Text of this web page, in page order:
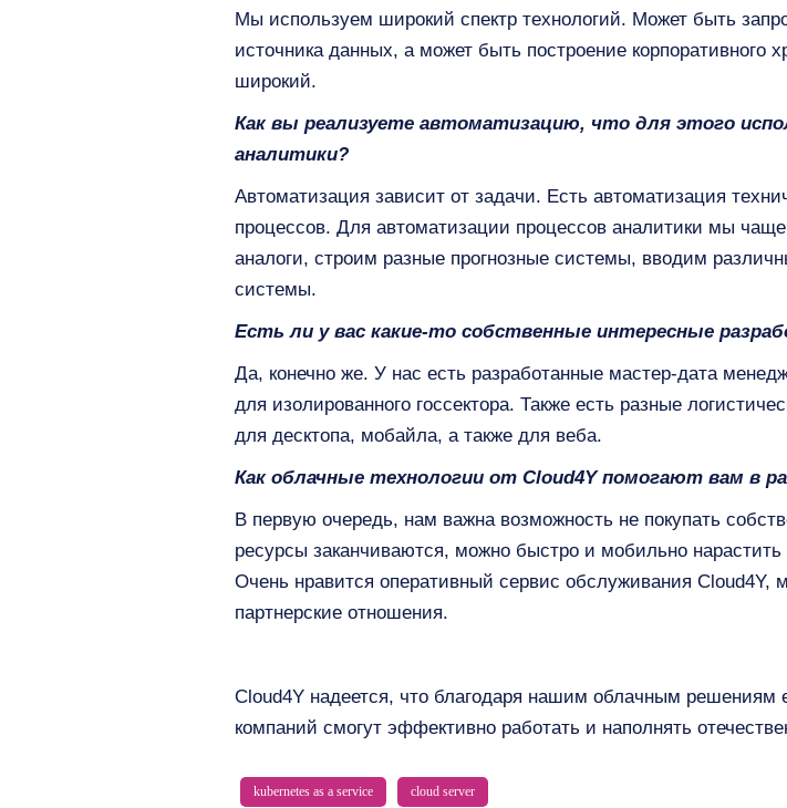
Мы используем широкий спектр технологий. Может быть
источника данных, а может быть построение
широкий.
Как вы реализуете автоматизацию, что для этого
аналитики?
Автоматизация зависит от задачи. Есть автоматизация
процессов. Для автоматизации процессов аналитики мы
аналоги, строим разные прогнозные системы, вводим
системы.
Есть ли у вас какие-то собственные интересные
Да, конечно же. У нас есть разработанные мастер-дата
для изолированного госсектора. Также есть разные
для десктопа, мобайла, а также для веба.
Как облачные технологии от Cloud4Y помогают вам в
В первую очередь, нам важна возможность не покупать
ресурсы заканчиваются, можно быстро и мобильно
Очень нравится оперативный сервис обслуживания
партнерские отношения.
Cloud4Y надеется, что благодаря нашим облачным решениям
компаний смогут эффективно работать и наполнять
kubernetes as a service cloud server